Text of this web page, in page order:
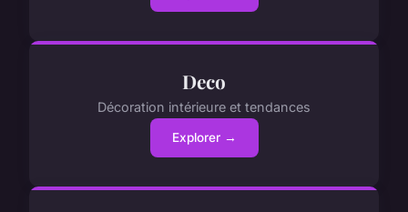
Deco
Décoration intérieure et tendances
Explorer →